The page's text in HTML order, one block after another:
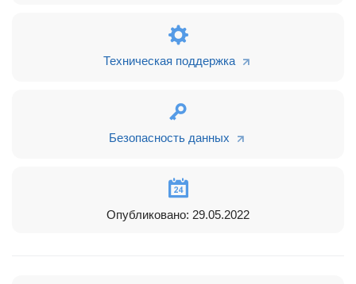
Техническая поддержка
Безопасность данных
Опубликовано: 29.05.2022